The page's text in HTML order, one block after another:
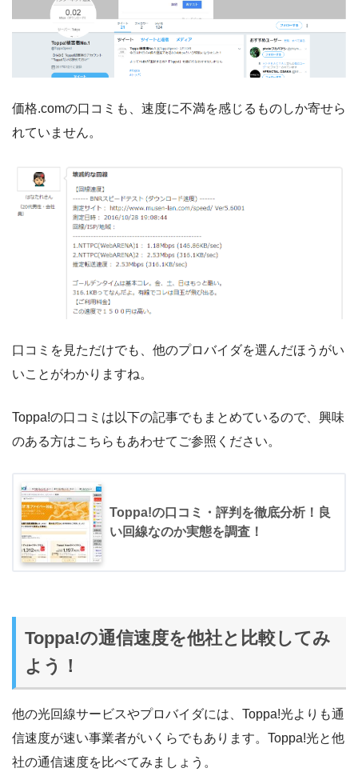
価格.comの口コミも、速度に不満を感じるものしか寄せら
れていません。
口コミを見ただけでも、他のプロバイダを選んだほうがい
いことがわかりますね。
Toppa!の口コミは以下の記事でもまとめているので、興味
のある方はこちらもあわせてご参照ください。
Toppa!の口コミ・評判を徹底分析！良
い回線なのか実態を調査！
Toppa!の通信速度を他社と比較してみ
よう！
他の光回線サービスやプロバイダには、Toppa!光よりも通
信速度が速い事業者がいくらでもあります。Toppa!光と他
社の通信速度を比べてみましょう。